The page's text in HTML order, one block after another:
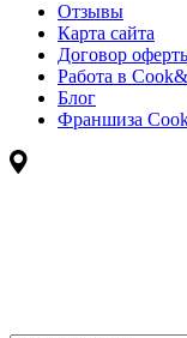
Отзывы
Карта сайта
Договор
Работа в
Блог
Франшиза